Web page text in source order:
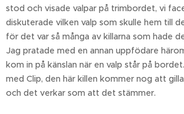
stod och visade valpar på trimbordet, vi
diskuterade vilken valp som skulle hem till
för det var så många av killarna som hade
Jag pratade med en annan uppfödare
kom in på känslan när en valp står på
med Clip, den här killen kommer nog att
och det verkar som att det stämmer.